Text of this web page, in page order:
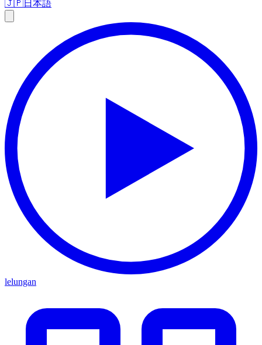
🇯🇵日本語
lelungan